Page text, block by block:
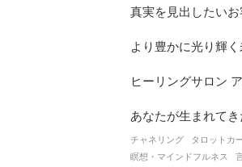
真実を見出したい
より豊かに光り輝
ヒーリングサロン
あなたが生まれて
チャネリング タロットカ
瞑想・マインドフルネス